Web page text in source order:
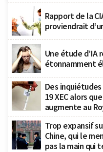
Rapport de la
proviendrait
Une étude d’IA
étonnamment
Des
19 XEC alors
augmente au
Trop expansif
Chine, qui le
pas la main qui